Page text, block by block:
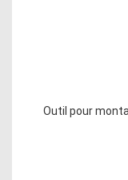
Outil pour